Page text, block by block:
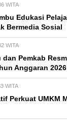
WITA
Edukasi
Bermedia Sosial
WITA
dan Pemkab
Anggaran 2026
WITA
Perkuat UMKM